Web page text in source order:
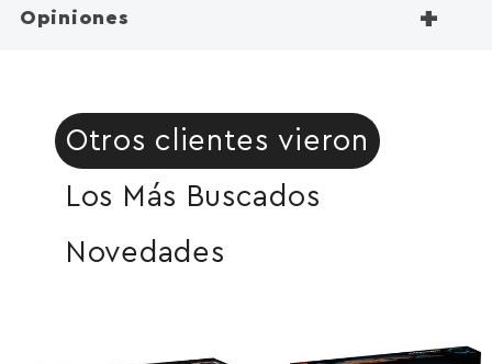
Opiniones +
Otros clientes vieron
Los Más Buscados
Novedades